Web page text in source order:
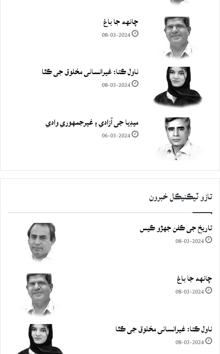
چانهه جا باغ
08-03-2024
ناول ڪتا: غيرانساني مخلوق جي ڪٿا
08-03-2024
ميڊيا جي آزادي ۽ غيرجمھوري وادي
06-03-2024
تازو ٽيڪنيڪل خبرون
تاريخ جي ڪفن جھڙو ڪيس
08-03-2024
چانهه جا باغ
08-03-2024
ناول ڪتا: غيرانساني مخلوق جي ڪٿا
08-03-2024